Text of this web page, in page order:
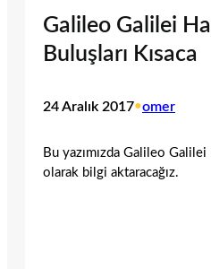
Galileo Galilei
Buluşları Kısaca
24 Aralık 2017•omer
Bu yazımızda Galileo Galilei
olarak bilgi aktaracağız.